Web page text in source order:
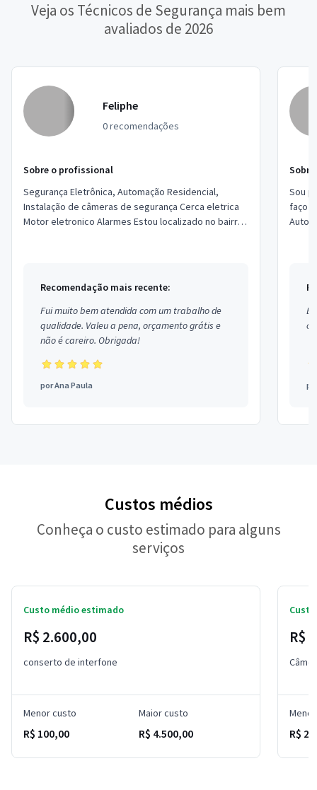
Veja os Técnicos de Segurança mais bem
avaliados de 2026
Feliphe
0 recomendações
Sobre o profissional
Segurança Eletrônica, Automação Residencial,
Instalação de câmeras de segurança Cerca eletrica
Motor eletronico Alarmes Estou localizado no bairro
Recomendação mais recente:
Fui muito bem atendida com um trabalho de
qualidade. Valeu a pena, orçamento grátis e
não é careiro. Obrigada!
porAna Paula
Sou
faço
Custos médios
Conheça o custo estimado para alguns
serviços
Custo médio estimado
R$ 2.600,00
conserto de interfone
Menor custo
R$ 100,00
Maior custo
R$ 4.500,00
R$
R$